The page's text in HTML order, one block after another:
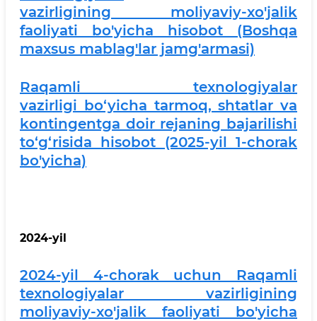
vazirligining moliyaviy-xo'jalik
faoliyati bo'yicha hisobot (Boshqa
maxsus mablag'lar jamg'armasi)
Raqamli texnologiyalar
vazirligi bo‘yicha tarmoq, shtatlar va
kontingentga doir rejaning bajarilishi
to‘g‘risida hisobot (2025-yil 1-chorak
bo'yicha)
2024-yil
2024-yil 4-chorak uchun Raqamli
texnologiyalar vazirligining
moliyaviy-xo'jalik faoliyati bo'yicha